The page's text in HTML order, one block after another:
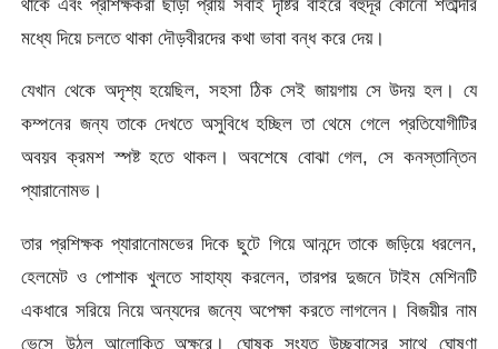
মধ্যে দিয়ে চলতে থাকা দৌড়বীরদের কথা ভাবা বন্ধ করে দেয়।
যেখান থেকে অদৃশ্য হয়েছিল, সহসা ঠিক সেই জায়গায় সে উদয় হল। যে
কম্পনের জন্য তাকে দেখতে অসুবিধে হচ্ছিল তা থেমে গেলে প্রতিযোগীটির
অবয়ব ক্রমশ স্পষ্ট হতে থাকল। অবশেষে বোঝা গেল, সে কনস্তান্তিন
প্যারানোমভ।
তার প্রশিক্ষক প্যারানোমভের দিকে ছুটে গিয়ে আনন্দে তাকে জড়িয়ে ধরলেন,
হেলমেট ও পোশাক খুলতে সাহায্য করলেন, তারপর দুজনে টাইম মেশিনটি
একধারে সরিয়ে নিয়ে অন্যদের জন্যে অপেক্ষা করতে লাগলেন। বিজয়ীর নাম
ভেসে উঠল আলোকিত অক্ষরে। ঘোষক সংযত উচ্ছ্বাসের সাথে ঘোষণা